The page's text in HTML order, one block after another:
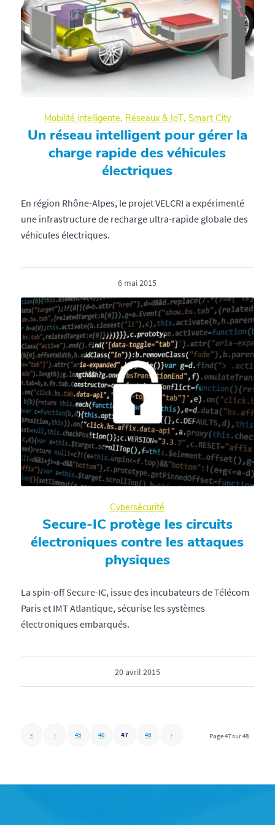
Mobilité intelligente, Réseaux & IoT, Smart City
Un réseau intelligent pour gérer la
charge rapide des véhicules
électriques
En région Rhône-Alpes, le projet VELCRI a expérimenté
une infrastructure de recharge ultra-rapide globale des
véhicules électriques.
6 mai 2015
Cybersécurité
Secure-IC protège les circuits
électroniques contre les attaques
physiques
La spin-off Secure-IC, issue des incubateurs de Télécom
Paris et IMT Atlantique, sécurise les systèmes
électroniques embarqués.
20 avril 2015
Page 47 sur 48
« ‹ 45 46 47 48 ›